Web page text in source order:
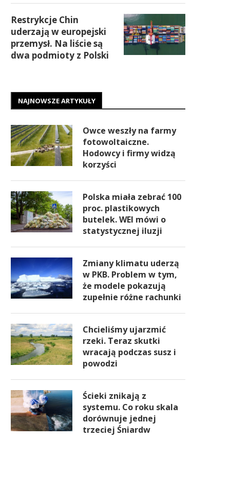
Restrykcje Chin
uderzają w europejski
przemysł. Na liście są
dwa podmioty z Polski
NAJNOWSZE ARTYKUŁY
Owce weszły na farmy
fotowoltaiczne.
Hodowcy i firmy widzą
korzyści
Polska miała zebrać 100
proc. plastikowych
butelek. WEI mówi o
statystycznej iluzji
Zmiany klimatu uderzą
w PKB. Problem w tym,
że modele pokazują
zupełnie różne rachunki
Chcieliśmy ujarzmić
rzeki. Teraz skutki
wracają podczas susz i
powodzi
Ścieki znikają z
systemu. Co roku skala
dorównuje jednej
trzeciej Śniardw